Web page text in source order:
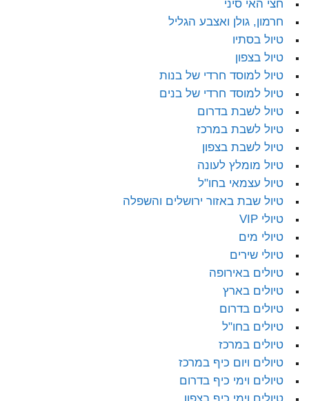
חצי האי סיני
חרמון, גולן ואצבע הגליל
טיול בסתיו
טיול בצפון
טיול למוסד חרדי של בנות
טיול למוסד חרדי של בנים
טיול לשבת בדרום
טיול לשבת במרכז
טיול לשבת בצפון
טיול מומלץ לעונה
טיול עצמאי בחו"ל
טיול שבת באזור ירושלים והשפלה
טיולי VIP
טיולי מים
טיולי שירים
טיולים באירופה
טיולים בארץ
טיולים בדרום
טיולים בחו"ל
טיולים במרכז
טיולים ויום כיף במרכז
טיולים וימי כיף בדרום
טיולים וימי כיף בצפון